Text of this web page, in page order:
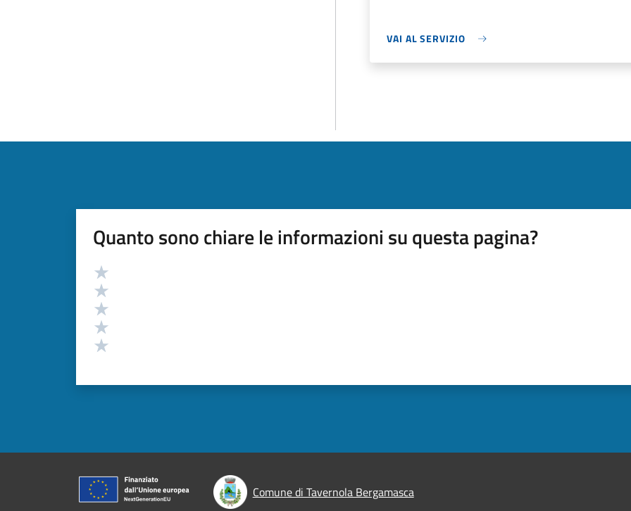
VAI AL SERVIZIO
Quanto sono chiare le informazioni su questa pagina?
Valutazione
Comune di Tavernola Bergamasca